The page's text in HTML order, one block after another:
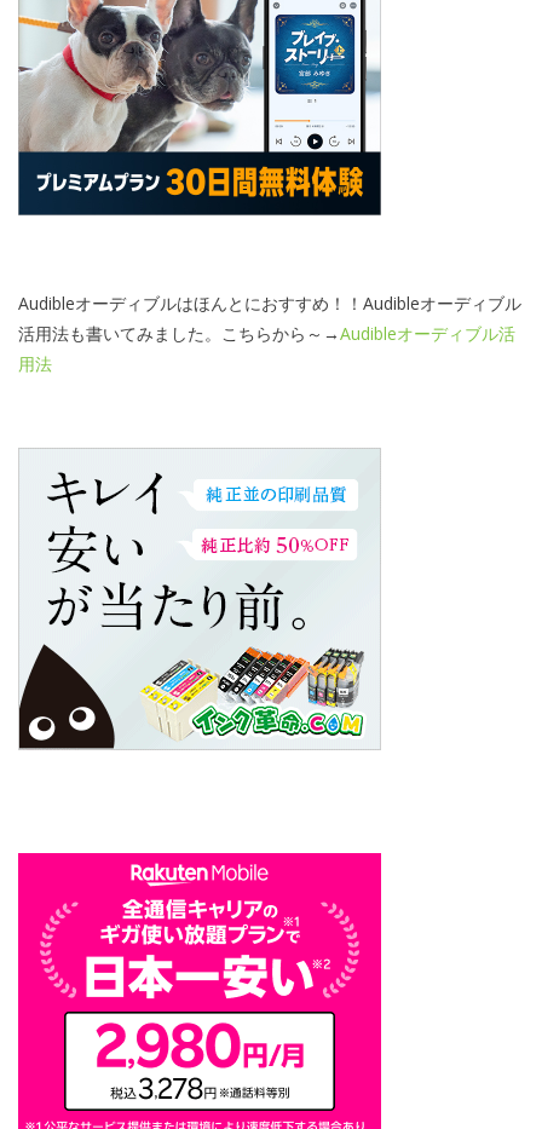
Audibleオーディブルはほんとにおすすめ！！Audibleオーディブル
活用法も書いてみました。こちらから～→Audibleオーディブル活
用法